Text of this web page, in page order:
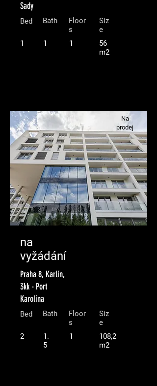
Sady
Bed
1
Bath
1
Floor
s
1
Siz
e
56
m2
Na
prodej
na
vyžádání
Praha 8, Karlín,
3kk - Port
Karolína
Bed
2
Bath
1.
5
Floor
s
1
Siz
e
108,2
m2